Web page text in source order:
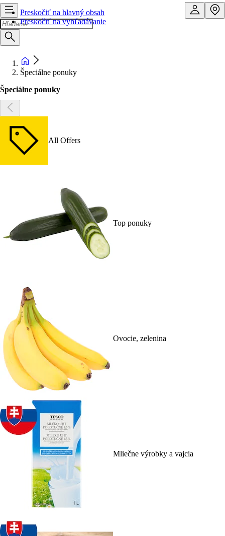
Preskočiť na hlavný obsah
Preskočiť na vyhľadávanie
Špeciálne ponuky
Špeciálne ponuky
All Offers
Top ponuky
Ovocie, zelenina
Mliečne výrobky a vajcia